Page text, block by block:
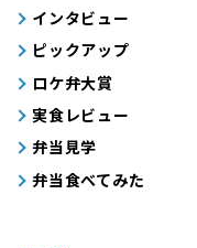
インタビュー
ピックアップ
ロケ弁大賞
実食レビュー
弁当見学
弁当食べてみた